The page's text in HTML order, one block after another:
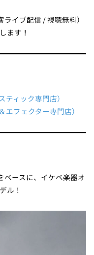
ライブ配信 / 視聴無料）
ます！
ティック専門店）
エフェクター専門店）
ベースに、イケベ楽器オ
ル！